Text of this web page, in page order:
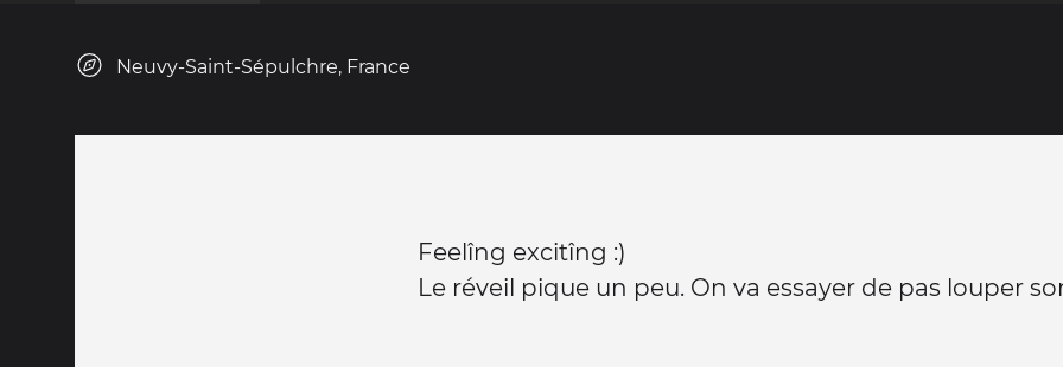
Neuvy-Saint-Sépulchre, France
Feelîng excitîng :)
Le réveil pique un peu. On va essayer de pas louper